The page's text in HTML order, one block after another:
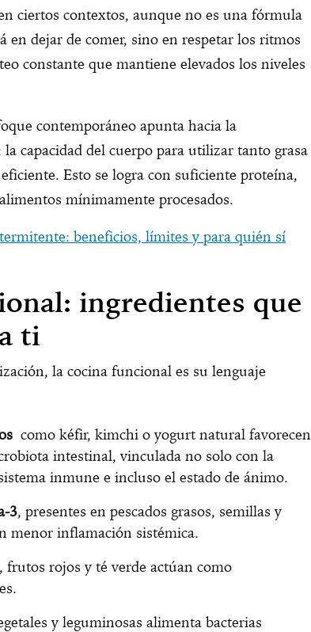
ciertos contextos, aunque no es una fórmula
en dejar de comer, sino en respetar los ritmos
constante que mantiene elevados los niveles
contemporáneo apunta hacia la
capacidad del cuerpo para utilizar tanto grasa
Esto se logra con suficiente proteína,
mínimamente procesados.
beneficios, límites y para quién sí
ingredientes que
ti
la cocina funcional es su lenguaje
como kéfir, kimchi o yogurt natural favorecen
intestinal, vinculada no solo con la
inmune e incluso el estado de ánimo.
3, presentes en pescados grasos, semillas y
menor inflamación sistémica.
frutos rojos y té verde actúan como
y leguminosas alimenta bacterias